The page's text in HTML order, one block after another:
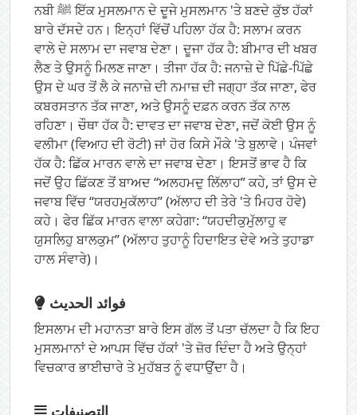
ਨਬੀ ﷺ ਇੱਕ ਮੁਸਲਮਾਨ ਦੇ ਦੂਜੇ ਮੁਸਲਮਾਨ 'ਤੇ ਬਣਦੇ ਕੁੱਝ ਹੱਕਾਂ
ਬਾਰੇ ਦੱਸਦੇ ਹਨ। ਇਨ੍ਹਾਂ ਵਿੱਚੋਂ ਪਹਿਲਾ ਹੱਕ ਹੈ: ਸਲਾਮ ਕਰਨ
ਵਾਲੇ ਦੇ ਸਲਾਮ ਦਾ ਜਵਾਬ ਦੇਣਾ। ਦੂਜਾ ਹੱਕ ਹੈ: ਬੀਮਾਰ ਦੀ ਖਬਰ
ਲੈਣ ਤੇ ਉਸਨੂੰ ਮਿਲਣ ਜਾਣਾ। ਤੀਜਾ ਹੱਕ ਹੈ: ਜਨਾਜ਼ੇ ਦੇ ਪਿੱਛੇ-ਪਿੱਛੇ
ਉਸ ਦੇ ਘਰ ਤੋਂ ਲੈ ਕੇ ਜਨਾਜ਼ੇ ਦੀ ਨਮਾਜ਼ ਦੀ ਜਗ੍ਹਾ ਤੱਕ ਜਾਣਾ, ਫੇਰ
ਕਬਰਸਤਾਨ ਤੱਕ ਜਾਣਾ, ਅਤੇ ਉਸਨੂੰ ਦਫ਼ਨ ਕਰਨ ਤੱਕ ਨਾਲ
ਰਹਿਣਾ। ਚੌਥਾ ਹੱਕ ਹੈ: ਦਾਵਤ ਦਾ ਜਵਾਬ ਦੇਣਾ, ਜਦੋਂ ਕੋਈ ਉਸ ਨੂੰ
ਵਲੀਮਾ (ਵਿਆਹ ਦੀ ਰੋਟੀ) ਜਾਂ ਹੋਰ ਕਿਸੇ ਮੌਕੇ 'ਤੇ ਬੁਲਾਵੇ। ਪੰਜਵਾਂ
ਹੱਕ ਹੈ: ਛਿੱਕ ਮਾਰਨ ਵਾਲੇ ਦਾ ਜਵਾਬ ਦੇਣਾ। ਇਸਤੋਂ ਭਾਵ ਹੈ ਕਿ
ਜਦੋਂ ਉਹ ਛਿੱਕਣ ਤੋਂ ਬਾਅਦ “ਅਲਹਮਦੁ ਲਿੱਲਾਹ” ਕਹੇ, ਤਾਂ ਉਸ ਦੇ
ਜਵਾਬ ਵਿੱਚ “ਯਰਹਮੁਕੱਲਾਹ” (ਅੱਲਾਹ ਦੀ ਤੇਰੇ 'ਤੇ ਮਿਹਰ ਹੋਵੇ)
ਕਹੇ। ਫੇਰ ਛਿੱਕ ਮਾਰਨ ਵਾਲਾ ਕਹੇਗਾ: “ਯਹਦੀਕੁਮੁੱਲਾਹੁ ਵ
ਯੁਸਲਿਹੁ ਬਾਲਕੁਮ” (ਅੱਲਾਹ ਤੁਹਾਨੂੰ ਹਿਦਾਇਤ ਦੇਵੇ ਅਤੇ ਤੁਹਾਡਾ
ਹਾਲ ਸੰਵਾਰੇ)।
فوائد الحديث
ਇਸਲਾਮ ਦੀ ਮਹਾਨਤਾ ਬਾਰੇ ਇਸ ਗੱਲ ਤੋਂ ਪਤਾ ਚੱਲਦਾ ਹੈ ਕਿ ਇਹ
ਮੁਸਲਮਾਨਾਂ ਦੇ ਆਪਸ ਵਿੱਚ ਹੱਕਾਂ 'ਤੇ ਜ਼ੋਰ ਦਿੰਦਾ ਹੈ ਅਤੇ ਉਨ੍ਹਾਂ
ਵਿਚਕਾਰ ਭਾਈਚਾਰੇ ਤੇ ਮੁਹੱਬਤ ਨੂੰ ਵਧਾਉਂਦਾ ਹੈ।
التصنيفات